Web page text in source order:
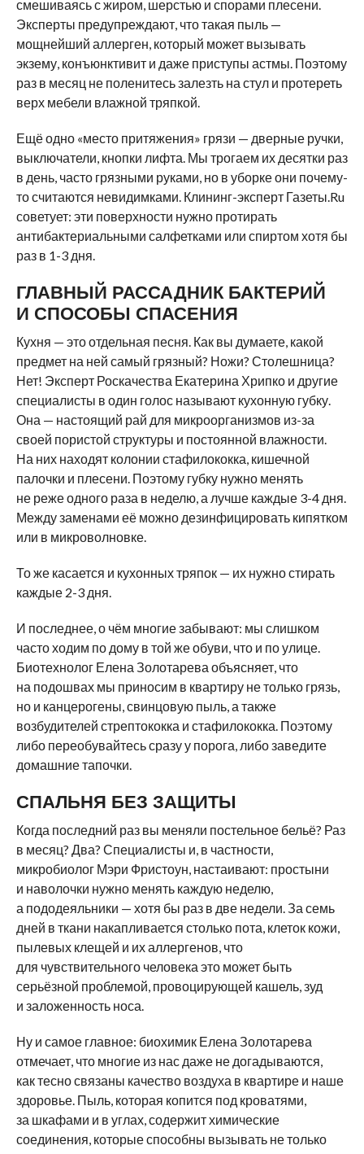
смешиваясь с жиром, шерстью и спорами плесени.
Эксперты предупреждают, что такая пыль —
мощнейший аллерген, который может вызывать
экзему, конъюнктивит и даже приступы астмы. Поэтому
раз в месяц не поленитесь залезть на стул и протереть
верх мебели влажной тряпкой.
Ещё одно «место притяжения» грязи — дверные ручки,
выключатели, кнопки лифта. Мы трогаем их десятки раз
в день, часто грязными руками, но в уборке они почему-
то считаются невидимками. Клининг-эксперт Газеты.Ru
советует: эти поверхности нужно протирать
антибактериальными салфетками или спиртом хотя бы
раз в 1-3 дня.
ГЛАВНЫЙ РАССАДНИК БАКТЕРИЙ
И СПОСОБЫ СПАСЕНИЯ
Кухня — это отдельная песня. Как вы думаете, какой
предмет на ней самый грязный? Ножи? Столешница?
Нет! Эксперт Роскачества Екатерина Хрипко и другие
специалисты в один голос называют кухонную губку.
Она — настоящий рай для микроорганизмов из-за
своей пористой структуры и постоянной влажности.
На них находят колонии стафилококка, кишечной
палочки и плесени. Поэтому губку нужно менять
не реже одного раза в неделю, а лучше каждые 3-4 дня.
Между заменами её можно дезинфицировать кипятком
или в микроволновке.
То же касается и кухонных тряпок — их нужно стирать
каждые 2-3 дня.
И последнее, о чём многие забывают: мы слишком
часто ходим по дому в той же обуви, что и по улице.
Биотехнолог Елена Золотарева объясняет, что
на подошвах мы приносим в квартиру не только грязь,
но и канцерогены, свинцовую пыль, а также
возбудителей стрептококка и стафилококка. Поэтому
либо переобувайтесь сразу у порога, либо заведите
домашние тапочки.
СПАЛЬНЯ БЕЗ ЗАЩИТЫ
Когда последний раз вы меняли постельное бельё? Раз
в месяц? Два? Специалисты и, в частности,
микробиолог Мэри Фристоун, настаивают: простыни
и наволочки нужно менять каждую неделю,
а пододеяльники — хотя бы раз в две недели. За семь
дней в ткани накапливается столько пота, клеток кожи,
пылевых клещей и их аллергенов, что
для чувствительного человека это может быть
серьёзной проблемой, провоцирующей кашель, зуд
и заложенность носа.
Ну и самое главное: биохимик Елена Золотарева
отмечает, что многие из нас даже не догадываются,
как тесно связаны качество воздуха в квартире и наше
здоровье. Пыль, которая копится под кроватями,
за шкафами и в углах, содержит химические
соединения, которые способны вызывать не только